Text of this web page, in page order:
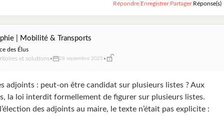
Répondre Enregistrer| Partager| Réponse(s)
| Mobilité & Transports
des Élus
et solutions• 28 septembre 2025 •
adjoints : peut-on être candidat sur plusieurs listes ? Aux
la loi interdit formellement de figurer sur plusieurs listes.
des adjoints au maire, le texte n’était pas explicite :